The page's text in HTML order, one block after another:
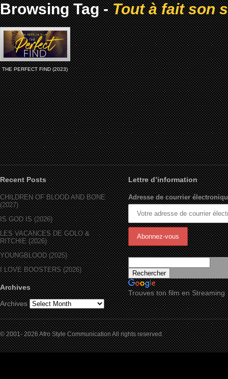
Browsing Tag -Tout à fait son
THE PERFECT FIND (2023)
Recent Posts
CHILDREN OF BLOOD AND BONE
(2027)
IS GOD IS (2026)
LES VACANCES DE GOLO &
RITCHIE (2026)
YOUNGBLOOD (2025)
I LOVE BOOSTERS (2026)
Archives
Archives
Lettre d’information
Adresse de courrier
Trouves ton film en Streaming
© 2001- 2026 Afro Style Communication All rights reserved.